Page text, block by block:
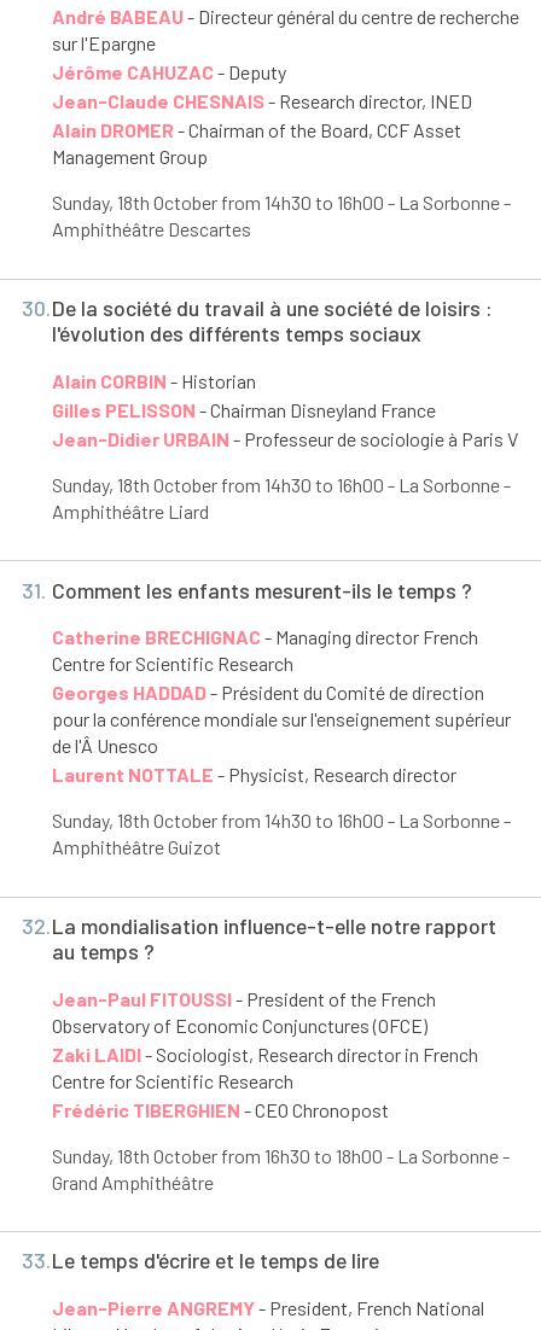
André BABEAU- Directeur général du centre de recherche
sur l'Epargne
Jérôme CAHUZAC - Deputy
Jean-Claude CHESNAIS- Research director, INED
Alain DROMER- Chairman of the Board, CCF Asset
Management Group
Sunday, 18th October from 14h30 to 16h00 - La Sorbonne -
Amphithéâtre Descartes
30.De la société du travail à une société de loisirs :
l'évolution des différents temps sociaux
Alain CORBIN - Historian
Gilles PELISSON - Chairman Disneyland France
Jean-Didier URBAIN - Professeur de sociologie à Paris V
Sunday, 18th October from 14h30 to 16h00 - La Sorbonne -
Amphithéâtre Liard
31. Comment les enfants mesurent-ils le temps ?
Catherine BRECHIGNAC - Managing director French
Centre for Scientific Research
Georges HADDAD- Président du Comité de direction
pour la conférence mondiale sur l'enseignement supérieur
de l'Â Unesco
Laurent NOTTALE - Physicist, Research director
Sunday, 18th October from 14h30 to 16h00 - La Sorbonne -
Amphithéâtre Guizot
32.La mondialisation influence-t-elle notre rapport
au temps ?
Jean-Paul FITOUSSI- President of the French
Observatory of Economic Conjunctures (OFCE)
Zaki LAIDI- Sociologist, Research director in French
Centre for Scientific Research
Frédéric TIBERGHIEN - CEO Chronopost
Sunday, 18th October from 16h30 to 18h00 - La Sorbonne -
Grand Amphithéâtre
33.Le temps d'écrire et le temps de lire
Jean-Pierre ANGREMY- President, French National